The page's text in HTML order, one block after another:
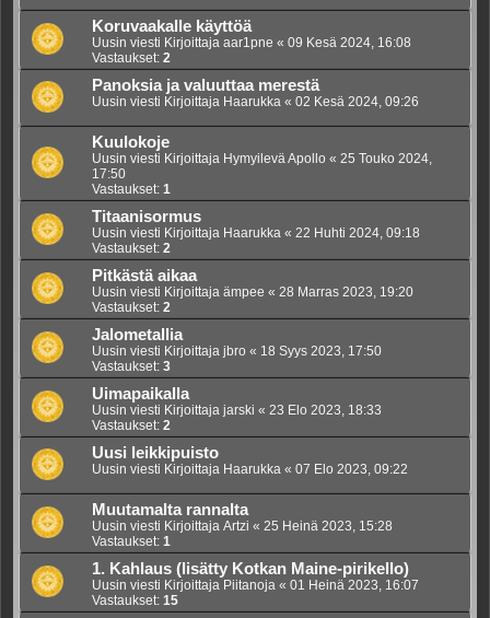
Koruvaakalle käyttöä
Uusin viesti Kirjoittaja aar1pne « 09 Kesä 2024, 16:08
Vastaukset: 2
Panoksia ja valuuttaa merestä
Uusin viesti Kirjoittaja Haarukka « 02 Kesä 2024, 09:26
Kuulokoje
Uusin viesti Kirjoittaja Hymyilevä Apollo « 25 Touko 2024,
17:50
Vastaukset: 1
Titaanisormus
Uusin viesti Kirjoittaja Haarukka « 22 Huhti 2024, 09:18
Vastaukset: 2
Pitkästä aikaa
Uusin viesti Kirjoittaja ämpee « 28 Marras 2023, 19:20
Vastaukset: 2
Jalometallia
Uusin viesti Kirjoittaja jbro « 18 Syys 2023, 17:50
Vastaukset: 3
Uimapaikalla
Uusin viesti Kirjoittaja jarski « 23 Elo 2023, 18:33
Vastaukset: 2
Uusi leikkipuisto
Uusin viesti Kirjoittaja Haarukka « 07 Elo 2023, 09:22
Muutamalta rannalta
Uusin viesti Kirjoittaja Artzi « 25 Heinä 2023, 15:28
Vastaukset: 1
1. Kahlaus (lisätty Kotkan Maine-pirikello)
Uusin viesti Kirjoittaja Piitanoja « 01 Heinä 2023, 16:07
Vastaukset: 15